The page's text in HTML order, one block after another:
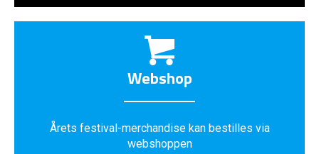
Webshop
Årets festival-merchandise kan bestilles via
webshoppen